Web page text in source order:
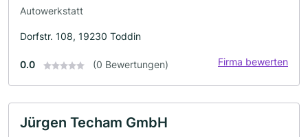
Autowerkstatt
Dorfstr. 108, 19230 Toddin
0.0 (0 Bewertungen) Firma bewerten
Jürgen Techam GmbH